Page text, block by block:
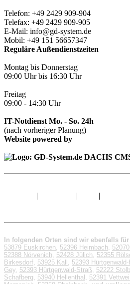
Telefon: +49 2429 909-904
Telefax: +49 2429 909-905
E-Mail: info@gd-system.de
Mobil: +49 151 56657347
Reguläre Außendienstzeiten
Montag bis Donnerstag
09:00 Uhr bis 16:30 Uhr
Freitag
09:00 - 14:30 Uhr
IT-Notdienst Mo. - So. 24h
(nach vorheriger Planung)
Website powered by
| | |
In folgenden Orten sind wir ebenfalls
53879 Euskirchen, 52396 Heimbach,
52388 Nörvenich, 52428 Jülich, 52355
Birkesdorf, 53925 Kall , 52393 Hürtgenwald-
Gey, 52393 Hürtgenwald-Straß, 52222
Schafberg, 53940 Hellenthal , 52391